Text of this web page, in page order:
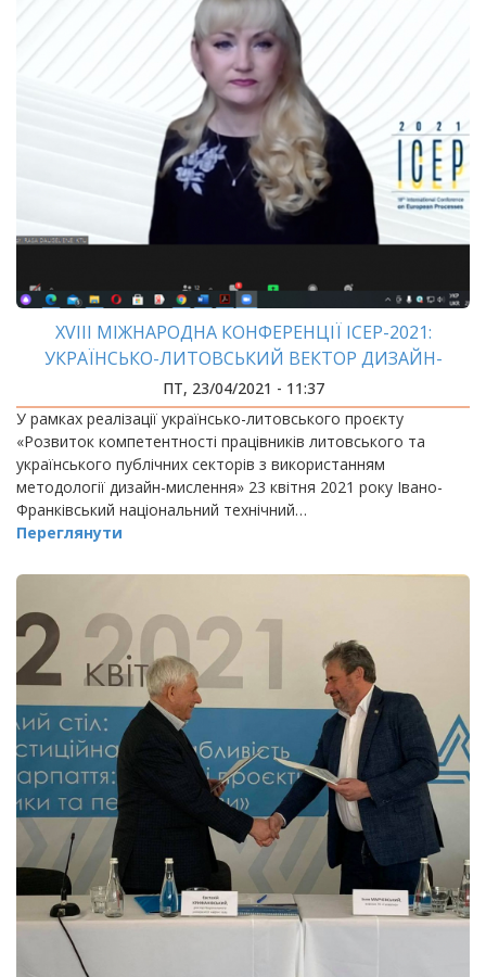
XVIII МІЖНАРОДНА КОНФЕРЕНЦІЇ ICEP-2021:
УКРАЇНСЬКО-ЛИТОВСЬКИЙ ВЕКТОР ДИЗАЙН-
МИСЛЕННЯ
ПТ, 23/04/2021 - 11:37
У рамках реалізації українсько-литовського проєкту
«Розвиток компетентності працівників литовського та
українського публічних секторів з використанням
методології дизайн-мислення» 23 квітня 2021 року Івано-
Франківський національний технічний…
Переглянути